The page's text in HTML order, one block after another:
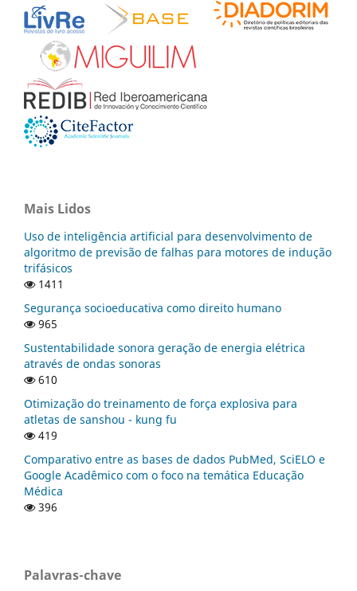
Mais Lidos
Uso de inteligência artificial para desenvolvimento de
algoritmo de previsão de falhas para motores de indução
trifásicos
1411
Segurança socioeducativa como direito humano
965
Sustentabilidade sonora geração de energia elétrica
através de ondas sonoras
610
Otimização do treinamento de força explosiva para
atletas de sanshou - kung fu
419
Comparativo entre as bases de dados PubMed, SciELO e
Google Acadêmico com o foco na temática Educação
Médica
396
Palavras-chave